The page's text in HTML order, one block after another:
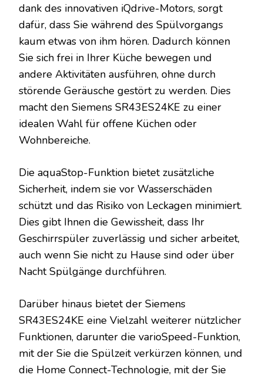
dank des innovativen iQdrive-Motors, sorgt
dafür, dass Sie während des Spülvorgangs
kaum etwas von ihm hören. Dadurch können
Sie sich frei in Ihrer Küche bewegen und
andere Aktivitäten ausführen, ohne durch
störende Geräusche gestört zu werden. Dies
macht den Siemens SR43ES24KE zu einer
idealen Wahl für offene Küchen oder
Wohnbereiche.
Die aquaStop-Funktion bietet zusätzliche
Sicherheit, indem sie vor Wasserschäden
schützt und das Risiko von Leckagen minimiert.
Dies gibt Ihnen die Gewissheit, dass Ihr
Geschirrspüler zuverlässig und sicher arbeitet,
auch wenn Sie nicht zu Hause sind oder über
Nacht Spülgänge durchführen.
Darüber hinaus bietet der Siemens
SR43ES24KE eine Vielzahl weiterer nützlicher
Funktionen, darunter die varioSpeed-Funktion,
mit der Sie die Spülzeit verkürzen können, und
die Home Connect-Technologie, mit der Sie